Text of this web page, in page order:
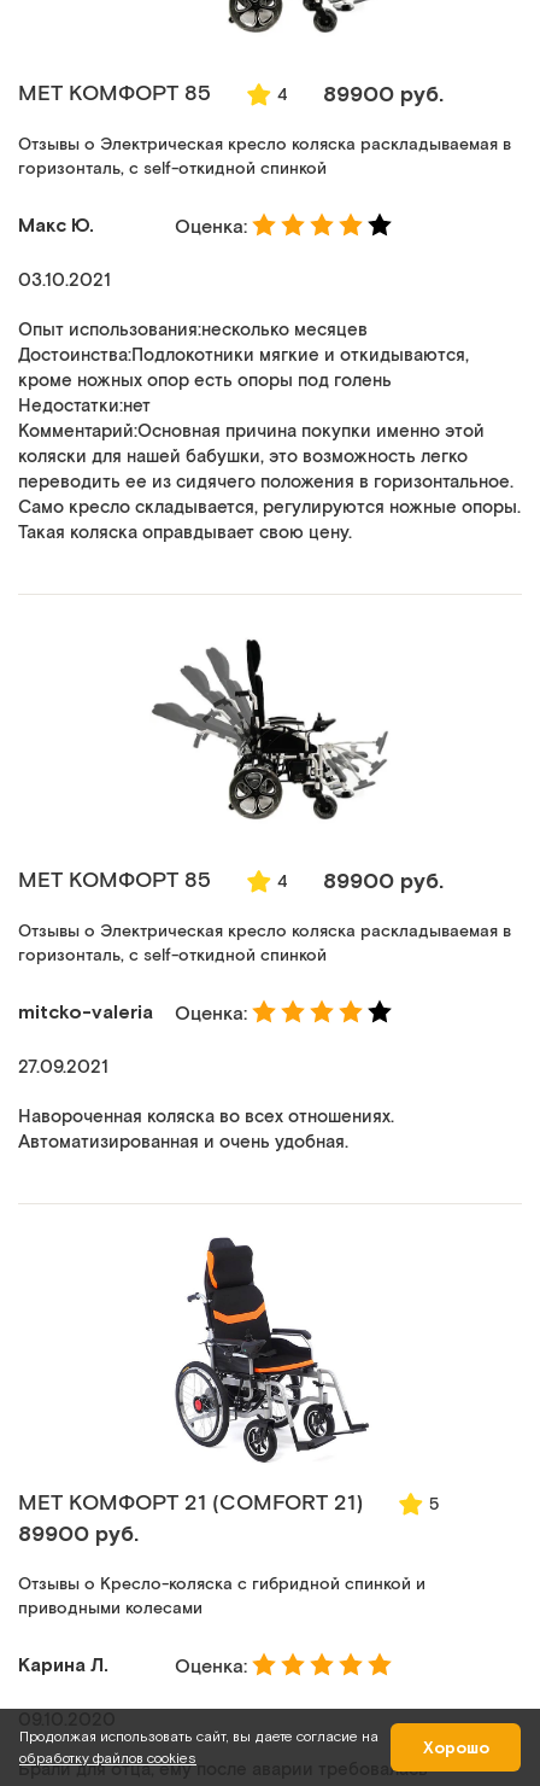
MET КОМФОРТ 85 4 89900 руб.
Отзывы о Электрическая кресло коляска раскладываемая в
горизонталь, с self-откидной спинкой
Макс Ю. Оценка:
03.10.2021
Опыт использования:несколько месяцев
Достоинства:Подлокотники мягкие и откидываются,
кроме ножных опор есть опоры под голень
Недостатки:нет
Комментарий:Основная причина покупки именно этой
коляски для нашей бабушки, это возможность легко
переводить ее из сидячего положения в горизонтальное.
Само кресло складывается, регулируются ножные опоры.
Такая коляска оправдывает свою цену.
MET КОМФОРТ 85 4 89900 руб.
Отзывы о Электрическая кресло коляска раскладываемая в
горизонталь, с self-откидной спинкой
mitcko-valeria Оценка:
27.09.2021
Навороченная коляска во всех отношениях.
Автоматизированная и очень удобная.
MET КОМФОРТ 21 (COMFORT 21) 5
89900 руб.
Отзывы о Кресло-коляска с гибридной спинкой и
приводными колесами
Карина Л. Оценка:
Брали для отца, ему после аварии требовалась
Продолжая использовать сайт, вы даете согласие на
обработку файлов cookies
Хорошо